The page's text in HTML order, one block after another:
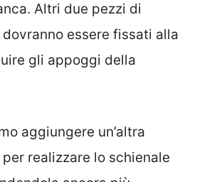
Altri due pezzi di
essere fissati alla
gli appoggi della
aggiungere un’altra
realizzare lo schienale